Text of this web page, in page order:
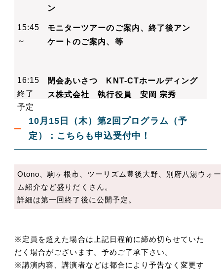
ン
15:45
～
モニターツアーのご案内、 終了後アン
ケートのご案内、等
16:15
終了
予定
閉会あいさつ
KNT-CTホールディング
ス株式会社 執行役員 安岡 宗秀
10月15日（木）第2回プログラム（予
定）：こちらも申込受付中！
Otono、駒ヶ根市、ツーリズム豊後大野、別府八湯ウォ
ム紹介など盛りだくさん。
詳細は第一回終了後に公開予定。
※定員を超えた場合は上記日程前に締め切らせていた
だく場合がございます。予めご了承下さい。
※講演内容、講演者などは都合により予告なく変更す